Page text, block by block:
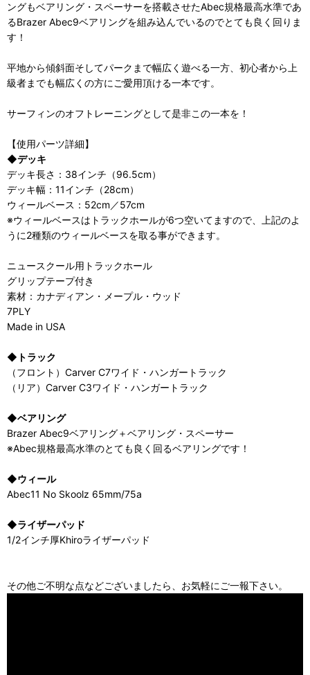
ングもベアリング・スペーサーを搭載させたAbec規格最高水準であ
るBrazer Abec9ベアリングを組み込んでいるのでとても良く回りま
す！
平地から傾斜面そしてパークまで幅広く遊べる一方、初心者から上
級者までも幅広くの方にご愛用頂ける一本です。
サーフィンのオフトレーニングとして是非この一本を！
【使用パーツ詳細】
◆デッキ
デッキ長さ：38インチ（96.5cm）
デッキ幅：11インチ（28cm）
ウィールベース：52cm／57cm
※ウィールベースはトラックホールが6つ空いてますので、上記のよ
うに2種類のウィールベースを取る事ができます。
ニュースクール用トラックホール
グリップテープ付き
素材：カナディアン・メープル・ウッド
7PLY
Made in USA
◆トラック
（フロント）Carver C7ワイド・ハンガートラック
（リア）Carver C3ワイド・ハンガートラック
◆ベアリング
Brazer Abec9ベアリング＋ベアリング・スペーサー
※Abec規格最高水準のとても良く回るベアリングです！
◆ウィール
Abec11 No Skoolz 65mm/75a
◆ライザーパッド
1/2インチ厚Khiroライザーパッド
その他ご不明な点などございましたら、お気軽にご一報下さい。